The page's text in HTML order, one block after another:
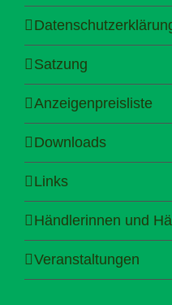
Satzung
Anzeigenpreisliste
Downloads
Links
Händlerinnen und
Veranstaltungen